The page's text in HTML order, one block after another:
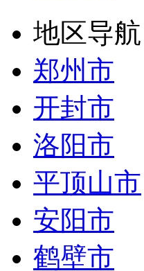
地区导航
郑州市
开封市
洛阳市
平顶山市
安阳市
鹤壁市